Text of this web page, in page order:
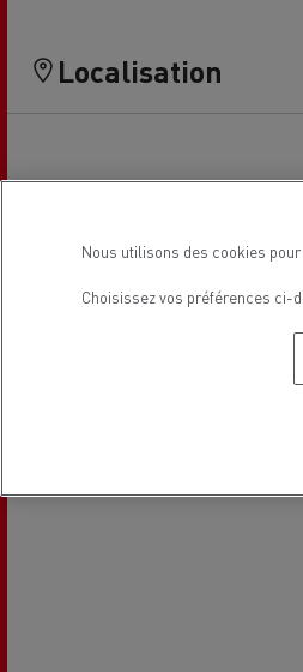
Localisation
Nous utilisons des cookies
Choisissez vos préférences ci-